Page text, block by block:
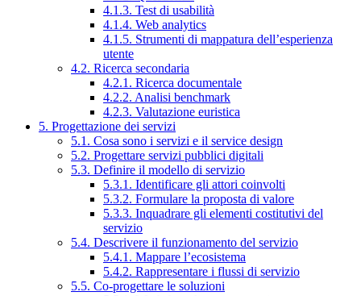
4.1.3. Test di usabilità
4.1.4. Web analytics
4.1.5. Strumenti di mappatura dell’esperienza
utente
4.2. Ricerca secondaria
4.2.1. Ricerca documentale
4.2.2. Analisi benchmark
4.2.3. Valutazione euristica
5. Progettazione dei servizi
5.1. Cosa sono i servizi e il service design
5.2. Progettare servizi pubblici digitali
5.3. Definire il modello di servizio
5.3.1. Identificare gli attori coinvolti
5.3.2. Formulare la proposta di valore
5.3.3. Inquadrare gli elementi costitutivi del
servizio
5.4. Descrivere il funzionamento del servizio
5.4.1. Mappare l’ecosistema
5.4.2. Rappresentare i flussi di servizio
5.5. Co-progettare le soluzioni